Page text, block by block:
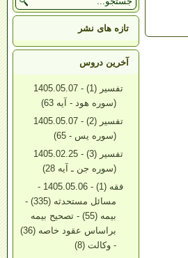
تازه های نشر
آخرین دروس
تفسیر (1) - 1405.05.07
(سوره هود - آیه 63)
تفسیر (2) - 1405.05.07
(سوره یس - 65)
تفسیر (3) - 1405.02.25
(سوره جن ـ آیه 28)
فقه (1) - 1405.05.06 -
مسائل مستحدثه (335) -
بیمه (55) - تصحیح بیمه
براساس عقود خاصه (36)
- وکالت (8)